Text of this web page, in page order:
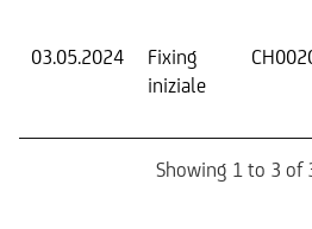
03.05.2024
Fixing
iniziale
Showing 1 to 3 of